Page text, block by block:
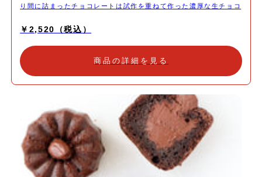
り間に詰まったチョコレートは試作を重ねて作った濃厚な生チョコ
ッキーもヴィーガン＆グルテンフリー しっとりとしたクッキーに
で一つづつ好きなタイミングで解凍してお召し上がる事ができま
す。 バターや白砂糖、小麦粉を使っていない為食べた後も胃もた
￥2,520（税込）
商品の詳細を見る